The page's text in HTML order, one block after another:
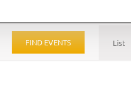
FIND EVENTS List